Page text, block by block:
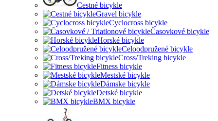
Cestné bicykle
Gravel bicykle
Cyclocross bicykle
Časovkové bicykle
Horské bicykle
Celoodpružené bicykle
Cross/Treking bicykle
Fitness bicykle
Mestské bicykle
Dámske bicykle
Detské bicykle
BMX bicykle